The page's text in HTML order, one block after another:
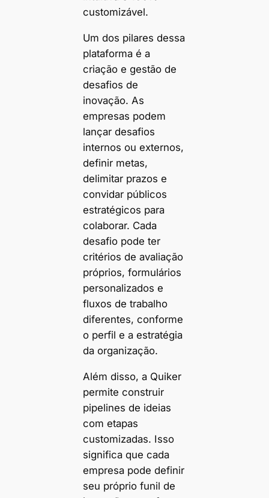
customizável.
Um dos pilares dessa
plataforma é a
criação e gestão de
desafios de
inovação. As
empresas podem
lançar desafios
internos ou externos,
definir metas,
delimitar prazos e
convidar públicos
estratégicos para
colaborar. Cada
desafio pode ter
critérios de avaliação
próprios, formulários
personalizados e
fluxos de trabalho
diferentes, conforme
o perfil e a estratégia
da organização.
Além disso, a Quiker
permite construir
pipelines de ideias
com etapas
customizadas. Isso
significa que cada
empresa pode definir
seu próprio funil de